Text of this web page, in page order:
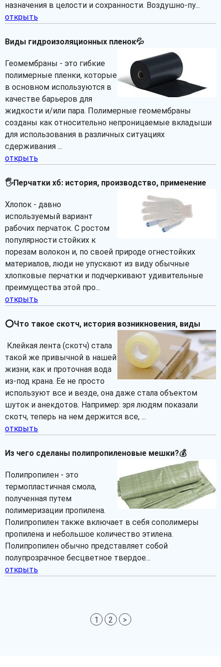
назначения в целости и сохранности. Воздушно-пу...
открыть
Виды гидроизоляционных пленок💦
Геомембраны - это гибкие
полимерные пленки, которые
в основном используются в
качестве барьеров для
жидкости и/или пара. Полимерные геомембраны
созданы как относительно непроницаемые вкладыши
для использования в различных ситуациях
сдерживания ...
открыть
🖐Перчатки хб: история, производство, применение
Хлопок - давно
используемый вариант
рабочих перчаток. С ростом
популярности стойких к
порезам волокон и, по своей природе огнестойких
материалов, люди не упускают из виду обычные
хлопковые перчатки и подчеркивают удивительные
преимущества этой про...
открыть
⭕Что такое скотч, история возникновения, виды
Клейкая лента (скотч) стала
такой же привычной в нашей
жизни, как и проточная вода
из-под крана. Ее не просто
используют все и везде, она даже стала объектом
шуток и анекдотов. Например: зря людям показали
скотч, теперь на нем держится все, ...
открыть
Из чего сделаны полипропиленовые мешки?💰
Полипропилен - это
термопластичная смола,
полученная путем
полимеризации пропилена.
Полипропилен также включает в себя сополимеры
пропилена и небольшое количество этилена.
Полипропилен обычно представляет собой
полупрозрачное бесцветное твердое...
открыть
1 2 >